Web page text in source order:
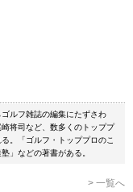
ルフ雑誌の編集にたずさわ
将司など、数多くのトッププ
。「ゴルフ・トッププロのこ
」などの著書がある。
> 一覧へ